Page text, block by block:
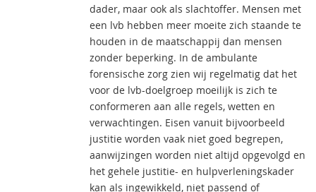
dader, maar ook als slachtoffer. Mensen met
een lvb hebben meer moeite zich staande te
houden in de maatschappij dan mensen
zonder beperking. In de ambulante
forensische zorg zien wij regelmatig dat het
voor de lvb-doelgroep moeilijk is zich te
conformeren aan alle regels, wetten en
verwachtingen. Eisen vanuit bijvoorbeeld
justitie worden vaak niet goed begrepen,
aanwijzingen worden niet altijd opgevolgd en
het gehele justitie- en hulpverleningskader
kan als ingewikkeld, niet passend of